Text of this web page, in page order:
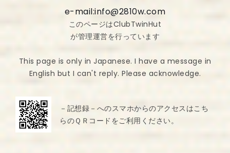
e-mail:info@2810w.com
このページはClubTwinHut
が管理運営を行っています
This page is only in Japanese. I have a message in
English but I can't reply. Please acknowledge.
－記想録－へのスマホからのアクセスはこち
らのＱＲコードをご利用ください。